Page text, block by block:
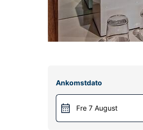
Ankomstdato
Fre 7 August